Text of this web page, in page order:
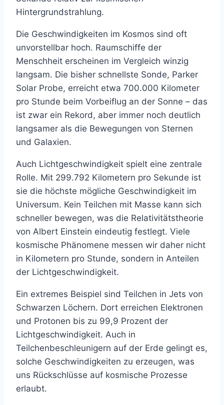
Hintergrundstrahlung.
Die Geschwindigkeiten im Kosmos sind oft
unvorstellbar hoch. Raumschiffe der
Menschheit erscheinen im Vergleich winzig
langsam. Die bisher schnellste Sonde, Parker
Solar Probe, erreicht etwa 700.000 Kilometer
pro Stunde beim Vorbeiflug an der Sonne – das
ist zwar ein Rekord, aber immer noch deutlich
langsamer als die Bewegungen von Sternen
und Galaxien.
Auch Lichtgeschwindigkeit spielt eine zentrale
Rolle. Mit 299.792 Kilometern pro Sekunde ist
sie die höchste mögliche Geschwindigkeit im
Universum. Kein Teilchen mit Masse kann sich
schneller bewegen, was die Relativitätstheorie
von Albert Einstein eindeutig festlegt. Viele
kosmische Phänomene messen wir daher nicht
in Kilometern pro Stunde, sondern in Anteilen
der Lichtgeschwindigkeit.
Ein extremes Beispiel sind Teilchen in Jets von
Schwarzen Löchern. Dort erreichen Elektronen
und Protonen bis zu 99,9 Prozent der
Lichtgeschwindigkeit. Auch in
Teilchenbeschleunigern auf der Erde gelingt es,
solche Geschwindigkeiten zu erzeugen, was
uns Rückschlüsse auf kosmische Prozesse
erlaubt.